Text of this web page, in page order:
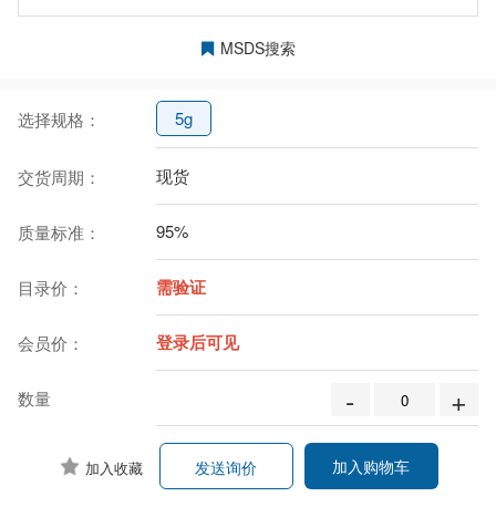
MSDS搜索
选择规格： 5g
交货周期： 现货
质量标准： 95%
目录价： 需验证
会员价： 登录后可见
数量 - +
加入收藏 加入购物车
发送询价